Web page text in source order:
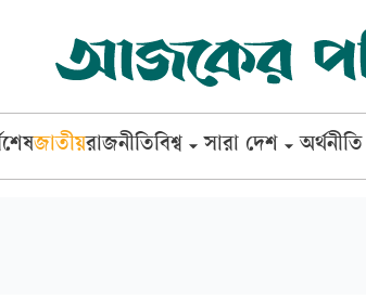
জাতীয়রাজনীতিবিশ্ব সারা দেশ অর্থনীতি